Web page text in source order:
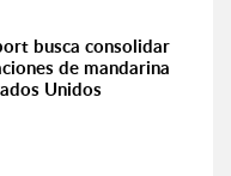
busca consolidar
de mandarina
Unidos